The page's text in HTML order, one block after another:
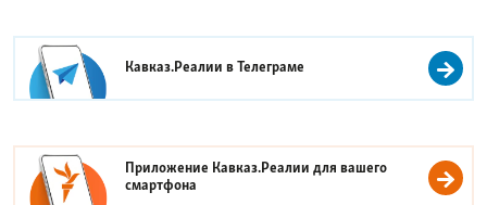
Кавказ.Реалии вТелеграме
Приложение Кавказ.Реалии для вашего
смартфона